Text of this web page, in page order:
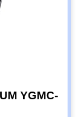
YGMC-